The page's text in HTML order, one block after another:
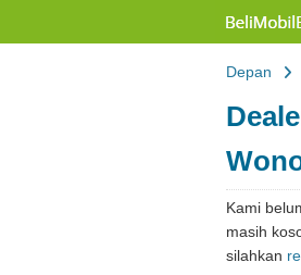
Depan
Kami
masih
silahkan